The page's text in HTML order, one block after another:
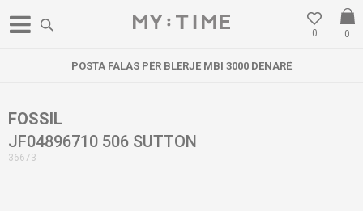
0
0
POSTA FALAS PËR BLERJE MBI 3000 DENARË
FOSSIL
JF04896710 506 SUTTON
36673